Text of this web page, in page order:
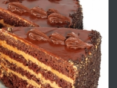
наем
преди 3 дни